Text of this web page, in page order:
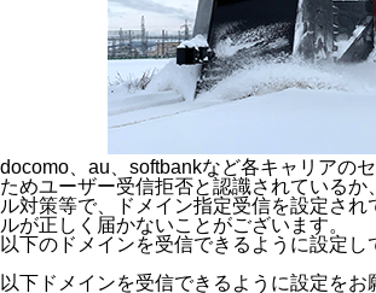
docomo、au、softbankなど各キャリアの
ためユーザー受信拒否と認識されているか
ル対策等で、ドメイン指定受信を設定され
ルが正しく届かないことがございます。
以下のドメインを受信できるように設定し
以下ドメインを受信できるように設定をお